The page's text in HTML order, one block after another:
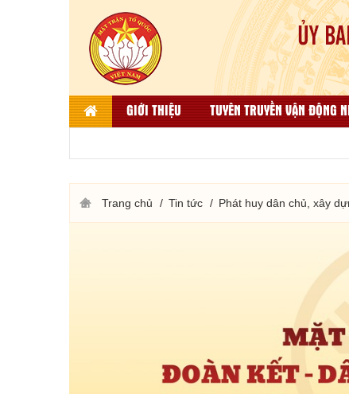
GIỚI THIỆU TUYÊN TRUYỀN VẬN ĐỘNG
Trang chủ Tin tức Phát huy dân chủ, xây